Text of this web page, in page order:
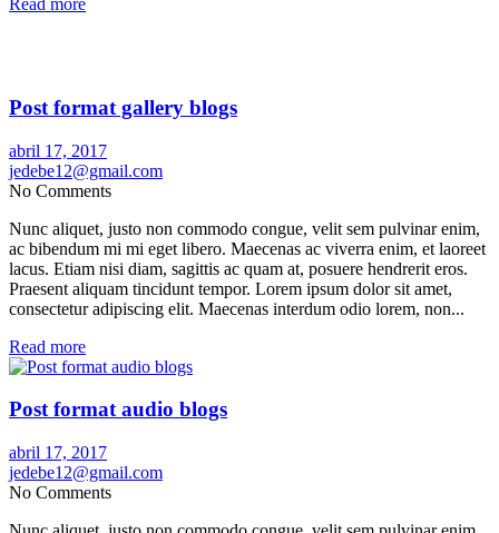
Read more
Post format gallery blogs
abril 17, 2017
jedebe12@gmail.com
No Comments
Nunc aliquet, justo non commodo congue, velit sem pulvinar enim,
ac bibendum mi mi eget libero. Maecenas ac viverra enim, et laoreet
lacus. Etiam nisi diam, sagittis ac quam at, posuere hendrerit eros.
Praesent aliquam tincidunt tempor. Lorem ipsum dolor sit amet,
consectetur adipiscing elit. Maecenas interdum odio lorem, non...
Read more
Post format audio blogs
abril 17, 2017
jedebe12@gmail.com
No Comments